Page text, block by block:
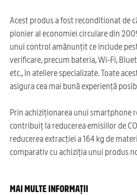
Acest produs a fost reconditionat de
pionier al economiei circulare din
unui control amănunțit ce include
verificare, precum bateria, Wi-Fi,
etc., în ateliere specializate. Toate
asigura cea mai bună experiență
Prin achiziționarea unui smartphone
contribuiț la reducerea emisiilor de
reducerea extracției a 164 kg de
comparativ cu achiziția unui produs
MAI MULTE INFORMAȚII